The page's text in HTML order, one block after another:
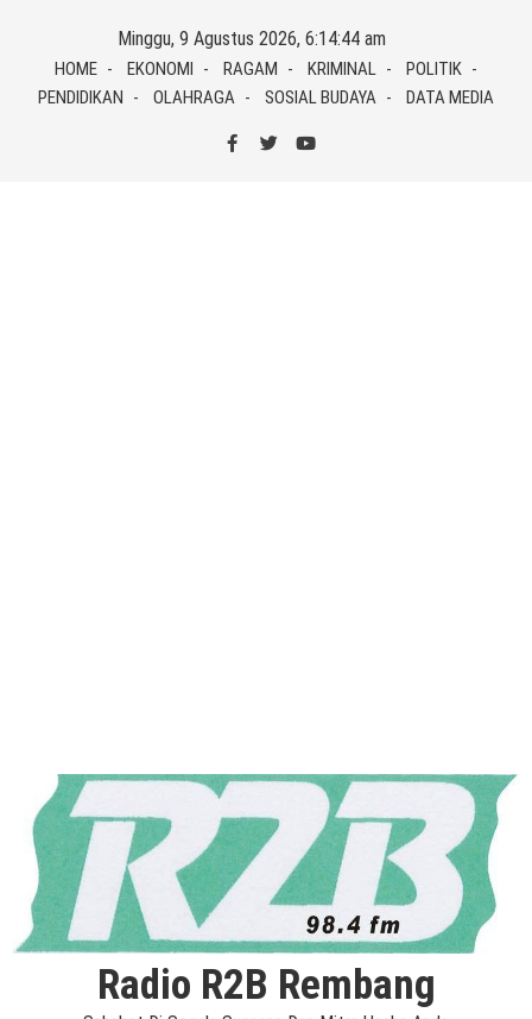
content
Minggu, 9 Agustus 2026, 6:14:45 am
HOME EKONOMI RAGAM KRIMINAL
POLITIK
PENDIDIKAN
OLAHRAGA SOSIAL BUDAYA DATA MEDIA
Radio R2B Rembang